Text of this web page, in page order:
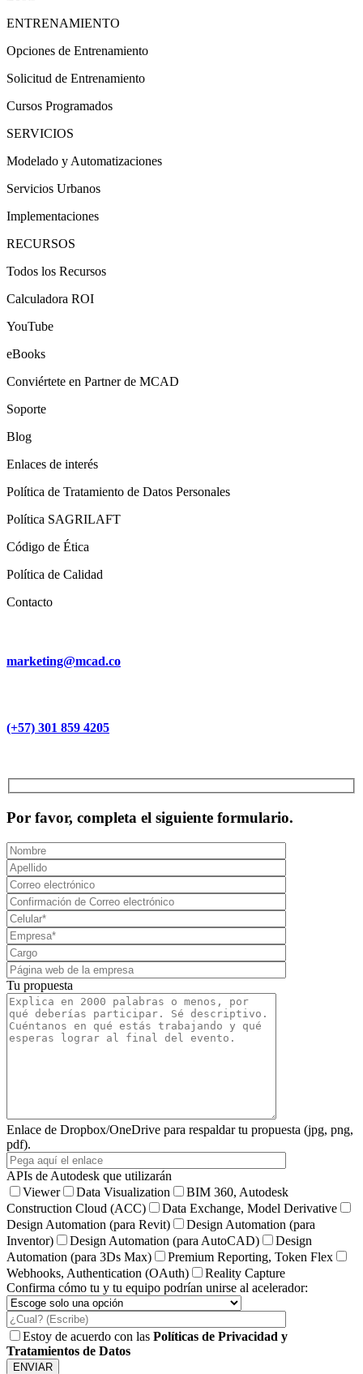
ENTRENAMIENTO
Opciones de Entrenamiento
Solicitud de Entrenamiento
Cursos Programados
SERVICIOS
Modelado y Automatizaciones
Servicios Urbanos
Implementaciones
RECURSOS
Todos los Recursos
Calculadora ROI
YouTube
eBooks
Conviértete en Partner de MCAD
Soporte
Blog
Enlaces de interés
Política de Tratamiento de Datos Personales
Política SAGRILAFT
Código de Ética
Política de Calidad
Contacto
marketing@mcad.co
(+57) 301 859 4205
Por favor, completa el siguiente formulario.
Tu propuesta
Enlace de Dropbox/OneDrive para respaldar tu propuesta (jpg, png,
pdf).
APIs de Autodesk que utilizarán
Viewer
Data Visualization
BIM 360, Autodesk
Construction Cloud (ACC)
Data Exchange, Model Derivative
Design Automation (para Revit)
Design Automation (para
Inventor)
Design Automation (para AutoCAD)
Design
Automation (para 3Ds Max)
Premium Reporting, Token Flex
Webhooks, Authentication (OAuth)
Reality Capture
Confirma cómo tu y tu equipo podrían unirse al acelerador:
Estoy de acuerdo con las Políticas de Privacidad y
Tratamientos de Datos